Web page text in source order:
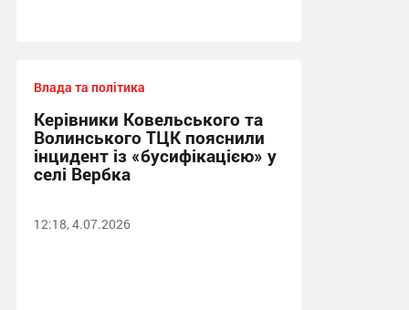
Влада та політика
Керівники Ковельського та
Волинського ТЦК пояснили
інцидент із «бусифікацією» у
селі Вербка
12:18, 4.07.2026